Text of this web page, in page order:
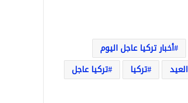
أخبار تركيا عاجل اليوم
العيد تركيا
تركيا عاجل